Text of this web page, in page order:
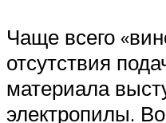
Чаще всего
отсутствия
материала
электропилы.